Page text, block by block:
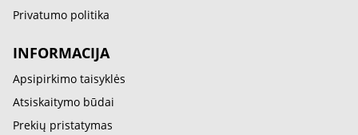
Privatumo politika
INFORMACIJA
Apsipirkimo taisyklės
Atsiskaitymo būdai
Prekių pristatymas